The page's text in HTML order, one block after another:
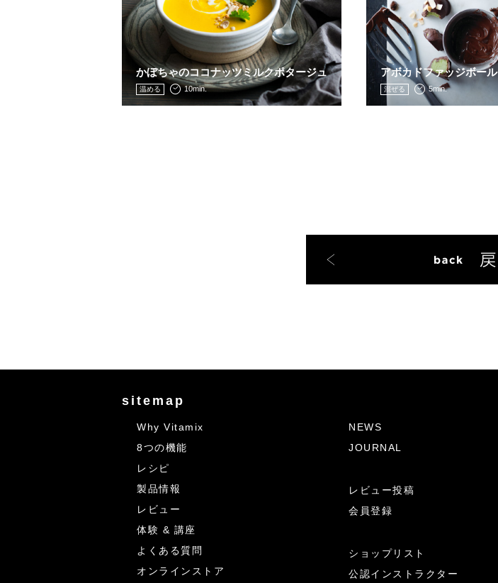
かぼちゃのココナッツミルクポタージュ
温める 10min.
アボカドファッジボール
混ぜる 5min.
sitemap
Why Vitamix
8つの機能
レシピ
製品情報
レビュー
体験 & 講座
よくある質問
オンラインストア
NEWS
JOURNAL
レビュー投稿
会員登録
ショップリスト
公認インストラクター